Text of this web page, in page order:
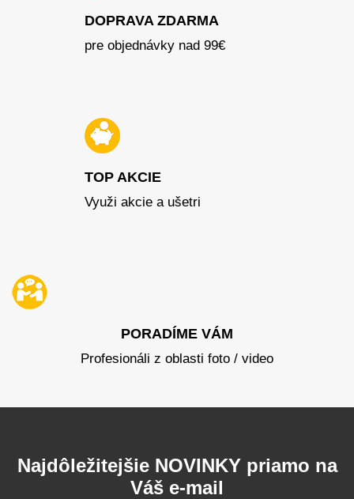
DOPRAVA ZDARMA
pre objednávky nad 99€
TOP AKCIE
Využi akcie a ušetri
PORADÍME VÁM
Profesionáli z oblasti foto / video
Najdôležitejšie NOVINKY priamo na
Váš e-mail